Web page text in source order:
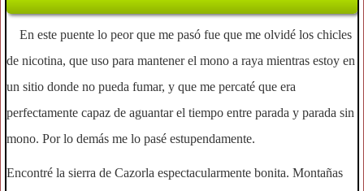
En este puente lo peor que me pasó fue que me olvidé los chicles
de nicotina, que uso para mantener el mono a raya mientras estoy en
un sitio donde no pueda fumar, y que me percaté que era
perfectamente capaz de aguantar el tiempo entre parada y parada sin
mono. Por lo demás me lo pasé estupendamente.
Encontré la sierra de Cazorla espectacularmente bonita. Montañas